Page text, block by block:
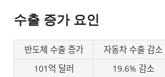
수출 증가 요인
반도체 수출 증가 자동차 수출 감소
101억 달러
19.6% 감소